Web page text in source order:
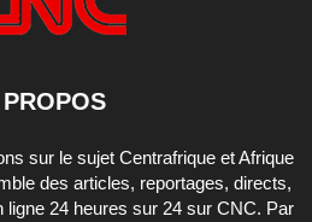
sur le sujet Centrafrique et Afrique
des articles, reportages, directs,
ligne 24 heures sur 24 sur CNC. Par